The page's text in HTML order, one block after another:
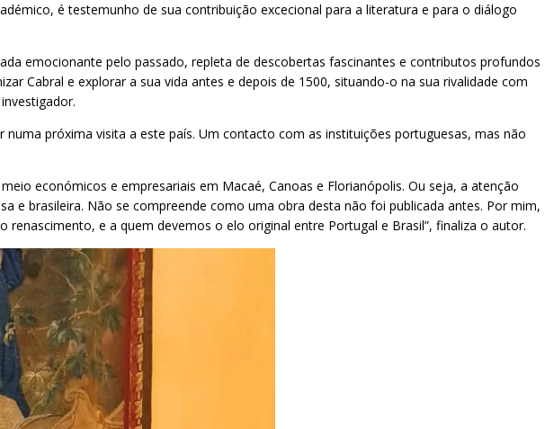
é testemunho de sua contribuição excecional para a literatura e para o diálogo
emocionante pelo passado, repleta de descobertas fascinantes e contributos profundos
Cabral e explorar a sua vida antes e depois de 1500, situando-o na sua rivalidade com
próxima visita a este país. Um contacto com as instituições portuguesas, mas não
económicos e empresariais em Macaé, Canoas e Florianópolis. Ou seja, a atenção
e brasileira. Não se compreende como uma obra desta não foi publicada antes. Por mim,
e a quem devemos o elo original entre Portugal e Brasil”, finaliza o autor.